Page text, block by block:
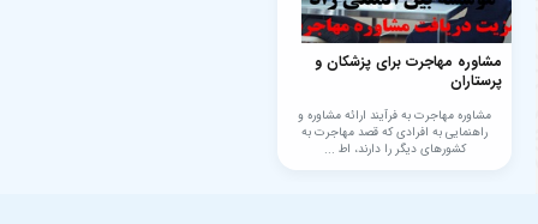
مشاوره مهاجرت برای پزشکان و
پرستاران
مشاوره مهاجرت به فرآیند ارائه مشاوره و
راهنمایی به افرادی که قصد مهاجرت به
کشورهای دیگر را دارند، اط ...